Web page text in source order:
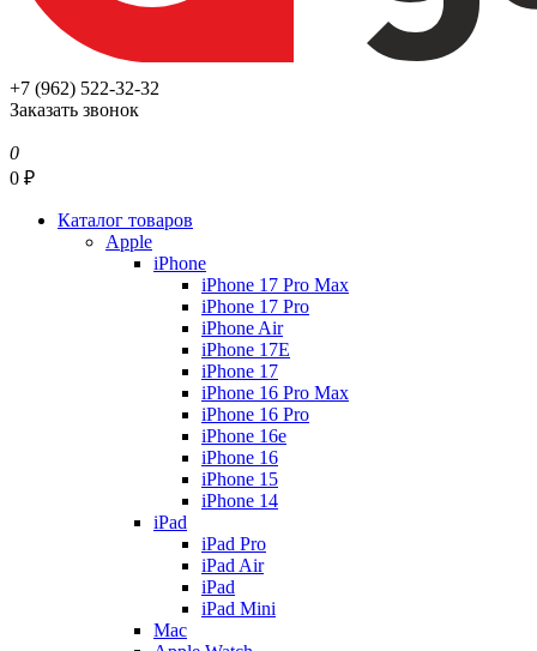
+7 (962) 522-32-32
Заказать звонок
0
0 ₽
Каталог товаров
Apple
iPhone
iPhone 17 Pro Max
iPhone 17 Pro
iPhone Air
iPhone 17E
iPhone 17
iPhone 16 Pro Max
iPhone 16 Pro
iPhone 16e
iPhone 16
iPhone 15
iPhone 14
iPad
iPad Pro
iPad Air
iPad
iPad Mini
Mac